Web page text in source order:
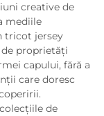
creative de
mediile
tricot jersey
proprietăți
capului, fără a
care doresc
de